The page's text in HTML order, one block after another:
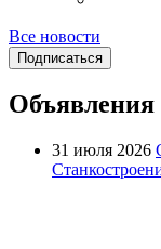
Все новости
Подписаться
Объявления
31 июля 2026